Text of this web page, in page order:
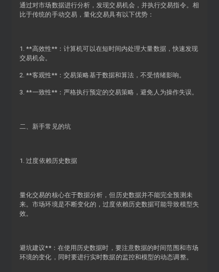
通过对市场数据进行分析，发现交易机会，并执行交易指令。相
比于传统的手动交易，量化交易具有以下优势：
1. **高效性**：计算机可以在短时间内处理大量数据，快速发现
交易机会。
2. **客观性**：交易策略基于数据和算法，不受情绪影响。
3. **一致性**：严格执行预定的交易策略，避免人为操作失误。
二、新手常见的坑
1. 过度依赖历史数据
量化交易的核心在于数据分析，但历史数据并不能完全预测未
来。市场环境是不断变化的，过度依赖历史数据可能导致模型失
效。
避坑建议**：在使用历史数据时，要注意数据的时间范围和市场
环境的变化，同时要进行实时数据的监控和模型的动态调整。